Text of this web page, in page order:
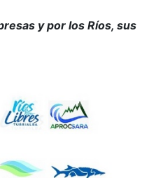
y por los Ríos, sus